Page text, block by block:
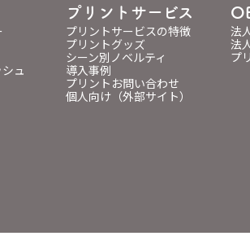
ュ
プリントサービス
プリントサービスの特徴
プリントグッズ
シーン別ノベルティ
導入事例
プリントお問い合わせ
個人向け（外部サイト）
法
法
プ